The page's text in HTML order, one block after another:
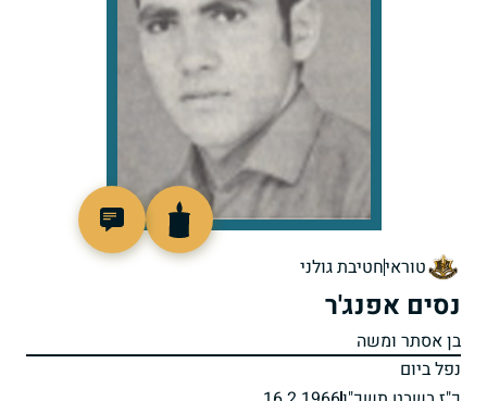
טוראיחטיבת גולני
נסים אפנג'ר
בן אסתר ומשה
נפל ביום